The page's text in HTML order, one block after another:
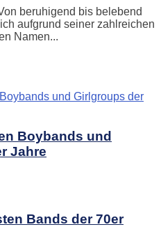
beruhigend bis belebend
aufgrund seiner zahlreichen
Namen...
Boybands und
Jahre
Bands der 70er